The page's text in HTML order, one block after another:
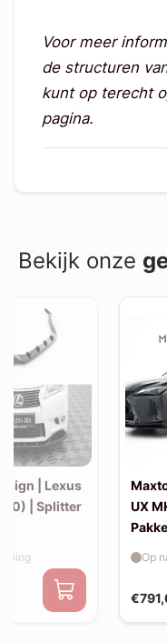
Voor meer
de structuren
kunt op terecht
pagina.
Bekijk onze
| Lexus
| Splitter
UX
Op